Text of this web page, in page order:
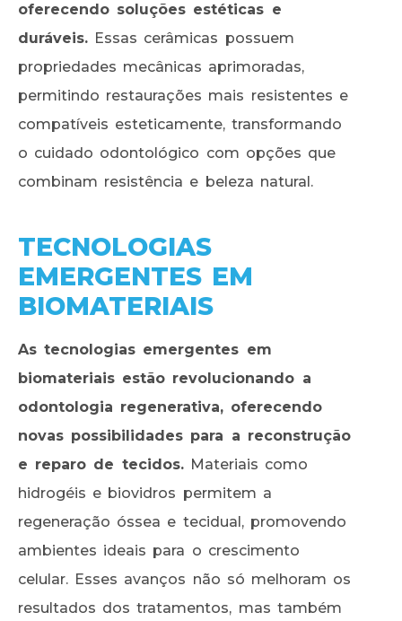
oferecendo soluções estéticas e
duráveis. Essas cerâmicas possuem
propriedades mecânicas aprimoradas,
permitindo restaurações mais resistentes e
compatíveis esteticamente, transformando
o cuidado odontológico com opções que
combinam resistência e beleza natural.
TECNOLOGIAS
EMERGENTES EM
BIOMATERIAIS
As tecnologias emergentes em
biomateriais estão revolucionando a
odontologia regenerativa, oferecendo
novas possibilidades para a reconstrução
e reparo de tecidos.Materiais como
hidrogéis e biovidros permitem a
regeneração óssea e tecidual, promovendo
ambientes ideais para o crescimento
celular. Esses avanços não só melhoram os
resultados dos tratamentos, mas também